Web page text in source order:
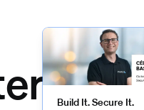
Build It. Secure It.